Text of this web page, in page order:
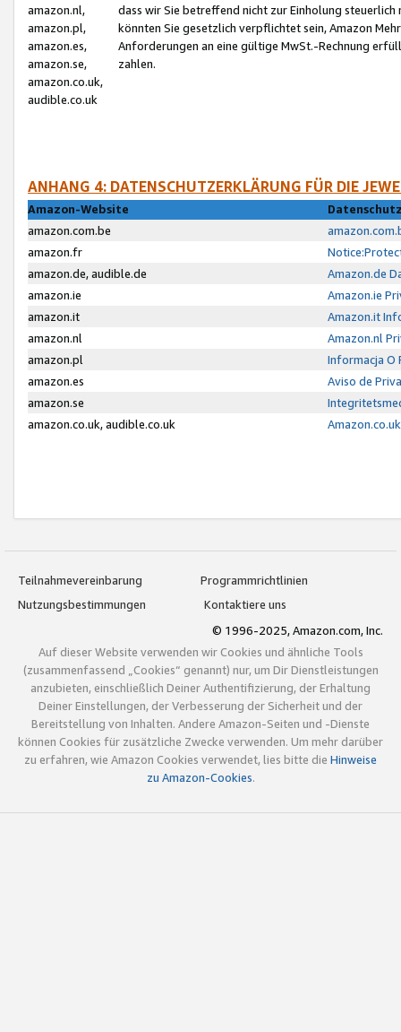
amazon.nl,
amazon.pl,
amazon.es,
amazon.se,
amazon.co.uk,
audible.co.uk
dass wir Sie betreffend nicht zur Einholung
könnten Sie gesetzlich verpflichtet sein, Amazon
Anforderungen an eine gültige MwSt.-Rechnung
zahlen.
ANHANG 4: DATENSCHUTZERKLÄRUNG FÜR DIE
Amazon-Website
amazon.com.be
amazon.fr
amazon.de, audible.de
Amazon.de
amazon.ie
Amazon.ie
amazon.it
Amazon.it
amazon.nl
Amazon.nl
amazon.pl
Informacja O
amazon.es
Aviso de
amazon.se
amazon.co.uk, audible.co.uk
Teilnahmevereinbarung
Programmrichtlinien
Nutzungsbestimmungen
Kontaktiere uns
© 1996-2025, Amazon.com, Inc.
Auf dieser Website verwenden wir Cookies und ähnliche Tools
(zusammenfassend „Cookies“ genannt) nur, um Dir Dienstleistungen
anzubieten, einschließlich Deiner Authentifizierung, der Erhaltung
Deiner Einstellungen, der Verbesserung der Sicherheit und der
Bereitstellung von Inhalten. Andere Amazon-Seiten und -Dienste
können Cookies für zusätzliche Zwecke verwenden. Um mehr darüber
zu erfahren, wie Amazon Cookies verwendet, lies bitte die Hinweise
zu Amazon-Cookies.